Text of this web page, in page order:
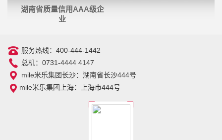
湖南省质量信用AAA级企
业
服务热线：400-444-1442
总机：0731-4444 4147
mile米乐集团长沙：湖南省长沙444号
mile米乐集团上海：上海市444号